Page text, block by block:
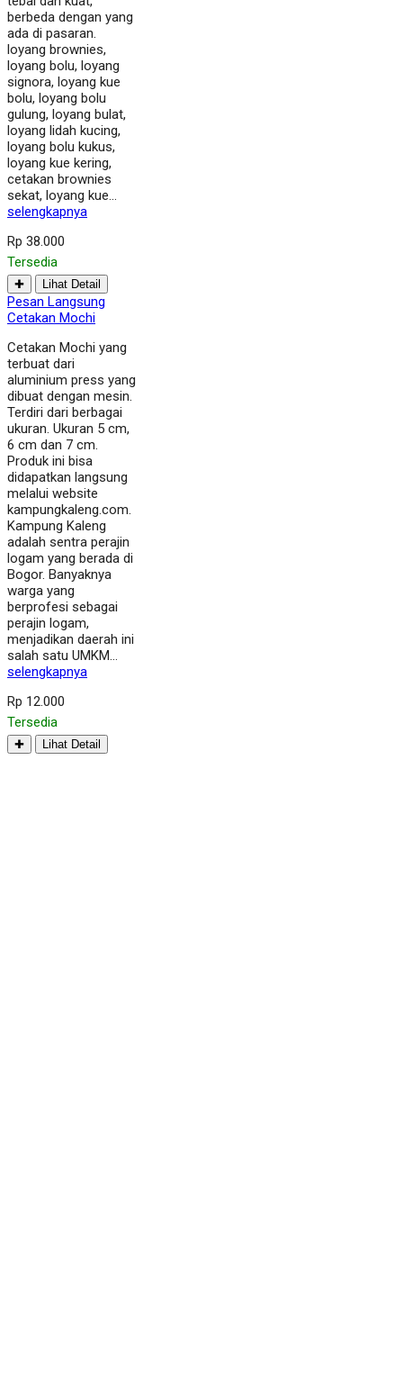
berbeda dengan yang
ada di pasaran.
loyang brownies,
loyang bolu, loyang
signora, loyang kue
bolu, loyang bolu
gulung, loyang bulat,
loyang lidah kucing,
loyang bolu kukus,
loyang kue kering,
cetakan brownies
sekat, loyang kue…
selengkapnya
Rp 38.000
Tersedia
✚ Lihat Detail
Pesan Langsung
Cetakan Mochi
Cetakan Mochi yang
terbuat dari
aluminium press yang
dibuat dengan mesin.
Terdiri dari berbagai
ukuran. Ukuran 5 cm,
6 cm dan 7 cm.
Produk ini bisa
didapatkan langsung
melalui website
kampungkaleng.com.
Kampung Kaleng
adalah sentra perajin
logam yang berada di
Bogor. Banyaknya
warga yang
berprofesi sebagai
perajin logam,
menjadikan daerah ini
salah satu UMKM…
selengkapnya
Rp 12.000
Tersedia
✚ Lihat Detail